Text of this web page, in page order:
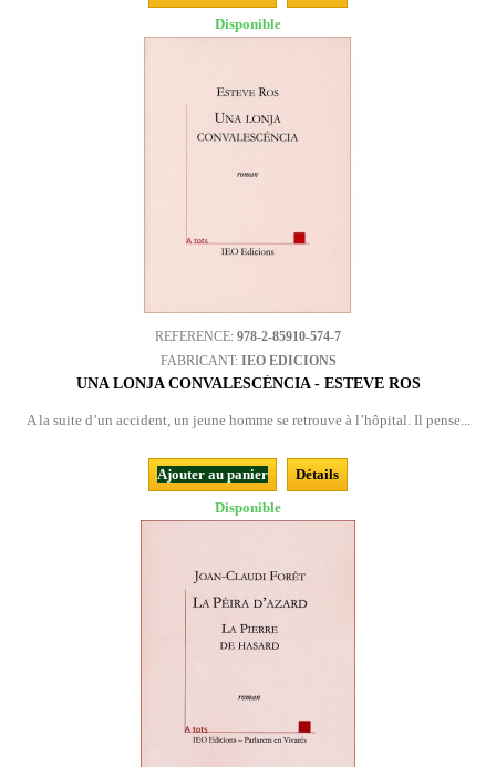
Disponible
REFERENCE: 978-2-85910-574-7
FABRICANT: IEO EDICIONS
UNA LONJA CONVALESCÉNCIA - ESTEVE ROS
A la suite d’un accident, un jeune homme se retrouve à l’hôpital. Il pense...
Ajouter au panier
Détails
Disponible